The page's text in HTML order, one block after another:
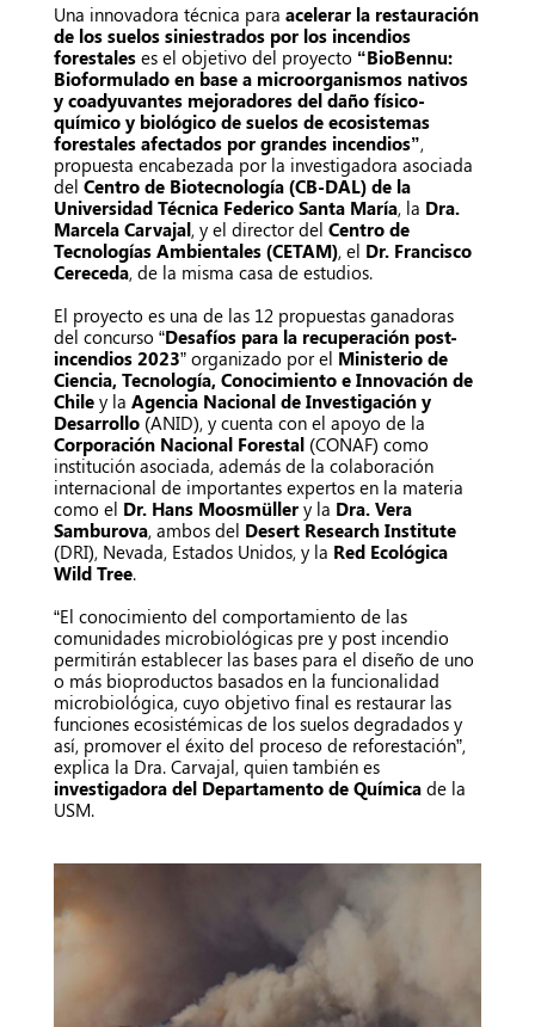
Una innovadora técnica para acelerar la restauración
de los suelos siniestrados por los incendios
forestales es el objetivo del proyecto “BioBennu:
Bioformulado en base a microorganismos nativos
y coadyuvantes mejoradores del daño físico-
químico y biológico de suelos de ecosistemas
forestales afectados por grandes incendios”,
propuesta encabezada por la investigadora asociada
del Centro de Biotecnología (CB-DAL) de la
Universidad Técnica Federico Santa María, la Dra.
Marcela Carvajal, y el director del Centro de
Tecnologías Ambientales (CETAM), el Dr. Francisco
Cereceda, de la misma casa de estudios.
El proyecto es una de las 12 propuestas ganadoras
del concurso “Desafíos para la recuperación post-
incendios 2023” organizado por el Ministerio de
Ciencia, Tecnología, Conocimiento e Innovación de
Chile y la Agencia Nacional de Investigación y
Desarrollo (ANID), y cuenta con el apoyo de la
Corporación Nacional Forestal (CONAF) como
institución asociada, además de la colaboración
internacional de importantes expertos en la materia
como el Dr. Hans Moosmüller y la Dra. Vera
Samburova, ambos del Desert Research Institute
(DRI), Nevada, Estados Unidos, y la Red Ecológica
Wild Tree.
“El conocimiento del comportamiento de las
comunidades microbiológicas pre y post incendio
permitirán establecer las bases para el diseño de uno
o más bioproductos basados en la funcionalidad
microbiológica, cuyo objetivo final es restaurar las
funciones ecosistémicas de los suelos degradados y
así, promover el éxito del proceso de reforestación”,
explica la Dra. Carvajal, quien también es
investigadora del Departamento de Química de la
USM.